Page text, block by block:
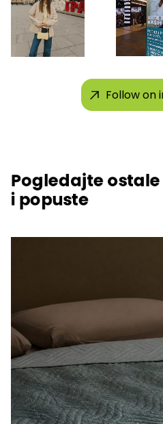
Follow on
Pogledajte
i popuste